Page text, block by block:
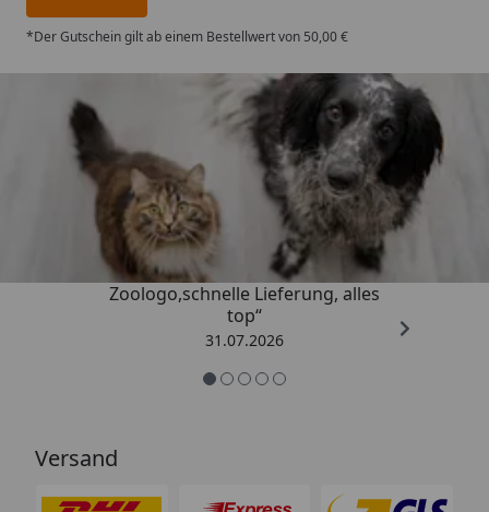
*Der Gutschein gilt ab einem Bestellwert von 50,00 €
Trusted Shops
4,74/ 5
„Gute Erfahrung mit
Zoologo,schnelle Lieferung, alles
top“
31.07.2026
Versand